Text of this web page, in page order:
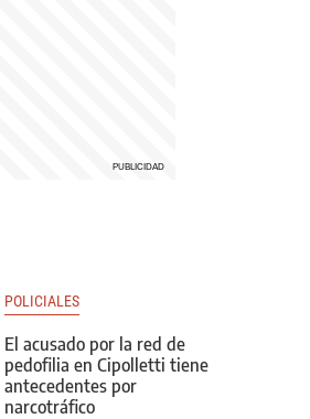
POLICIALES
El acusado por la red de
pedofilia en Cipolletti tiene
antecedentes por
narcotráfico